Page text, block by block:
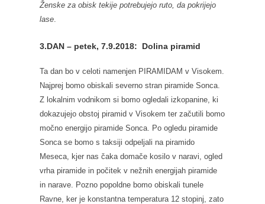
Ženske za obisk tekije potrebujejo ruto, da pokrijejo
lase.
3.DAN – petek, 7.9.2018: Dolina piramid
Ta dan bo v celoti namenjen PIRAMIDAM v Visokem.
Najprej bomo obiskali severno stran piramide Sonca.
Z lokalnim vodnikom si bomo ogledali izkopanine, ki
dokazujejo obstoj piramid v Visokem ter začutili bomo
močno energijo piramide Sonca. Po ogledu piramide
Sonca se bomo s taksiji odpeljali na piramido
Meseca, kjer nas čaka domače kosilo v naravi, ogled
vrha piramide in počitek v nežnih energijah piramide
in narave. Pozno popoldne bomo obiskali tunele
Ravne, ker je konstantna temperatura 12 stopinj, zato